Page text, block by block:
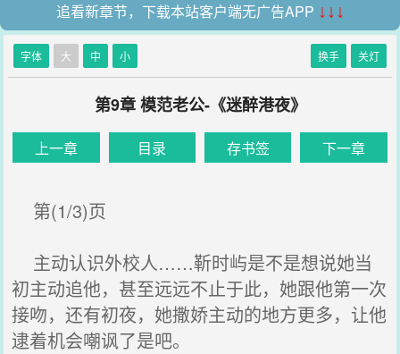
追看新章节，下载本站客户端无广告APP ↓↓↓
字体 大 中 小 换手 关灯
第9章 模范老公-《迷醉港夜》
上一章 目录 存书签 下一章
第(1/3)页
主动认识外校人……靳时屿是不是想说她当
初主动追他，甚至远远不止于此，她跟他第一次
接吻，还有初夜，她撒娇主动的地方更多，让他
逮着机会嘲讽了是吧。